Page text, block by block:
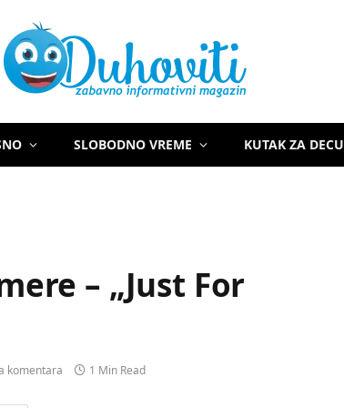
SLOBODNO VREME KUTAK ZA DECU
– „Just For
komentara 1 Min Read